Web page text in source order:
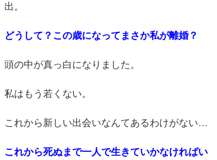
出。
どうして？この歳になってまさか私が離婚？
頭の中が真っ白になりました。
私はもう若くない。
これから新しい出会いなんてあるわけがない…
これから死ぬまで一人で生きていかなければい